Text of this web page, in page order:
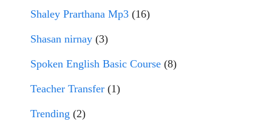
Shaley Prarthana Mp3 (16)
Shasan nirnay (3)
Spoken English Basic Course (8)
Teacher Transfer (1)
Trending (2)